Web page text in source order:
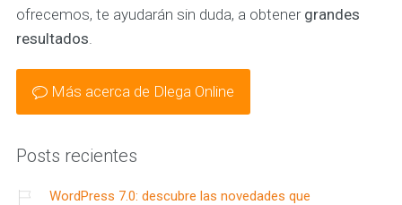
ofrecemos, te ayudarán sin duda, a obtener grandes
resultados
Más acerca de Dlega Online
Posts recientes
WordPress 7.0: descubre las novedades que